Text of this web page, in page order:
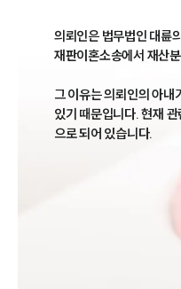
의뢰인은 법무법인 대륜
재판이혼소송에서 재산
그 이유는 의뢰인의 아내
있기 때문입니다. 현재
으로 되어 있습니다.